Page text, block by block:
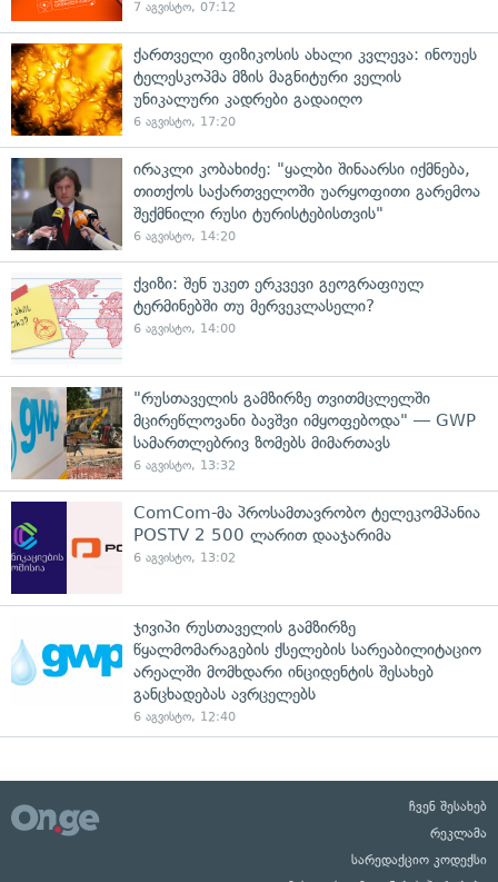
7 აგვისტო, 07:12
ქართველი ფიზიკოსის ახალი კვლევა: ინოუეს
ტელესკოპმა მზის მაგნიტური ველის
უნიკალური კადრები გადაიღო
6 აგვისტო, 17:20
ირაკლი კობახიძე: "ყალბი შინაარსი იქმნება,
თითქოს საქართველოში უარყოფითი გარემოა
შექმნილი რუსი ტურისტებისთვის"
6 აგვისტო, 14:20
ქვიზი: შენ უკეთ ერკვევი გეოგრაფიულ
ტერმინებში თუ მერვეკლასელი?
6 აგვისტო, 14:00
"რუსთაველის გამზირზე თვითმცლელში
მცირეწლოვანი ბავშვი იმყოფებოდა" — GWP
სამართლებრივ ზომებს მიმართავს
6 აგვისტო, 13:32
ComCom-მა პროსამთავრობო ტელეკომპანია
POSTV 2 500 ლარით დააჯარიმა
6 აგვისტო, 13:02
ჯივიპი რუსთაველის გამზირზე
წყალმომარაგების ქსელების სარეაბილიტაციო
არეალში მომხდარი ინციდენტის შესახებ
განცხადებას ავრცელებს
6 აგვისტო, 12:40
ჩვენ შესახებ
რეკლამა
სარედაქციო კოდექსი